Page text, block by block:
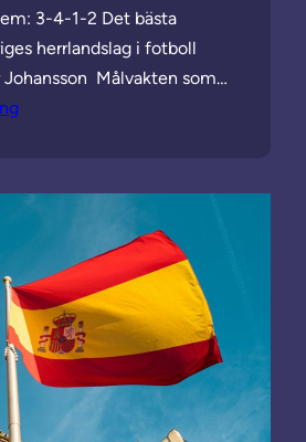
3-4-1-2 Det bästa
herrlandslag i fotboll
Målvakten som…